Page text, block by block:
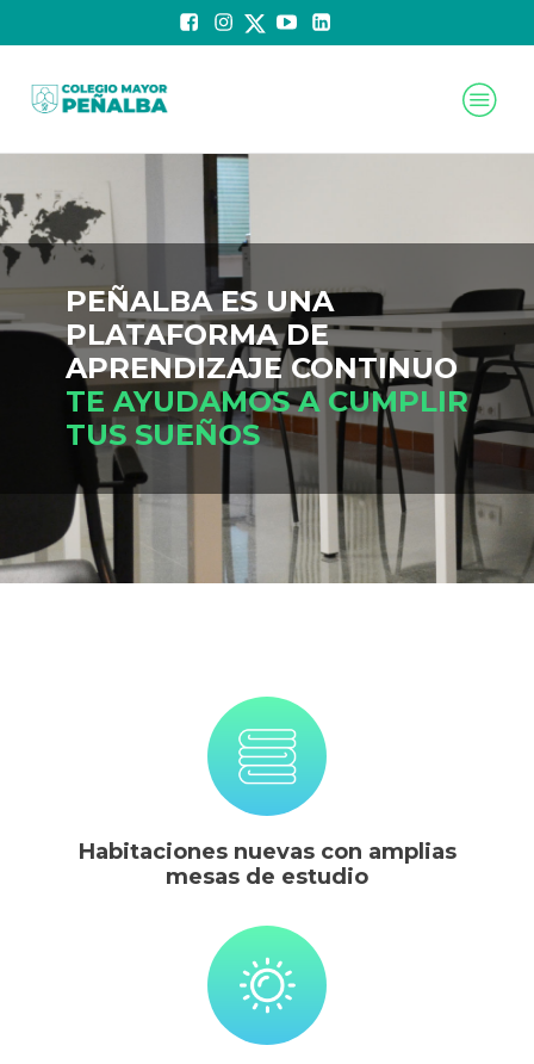
PEÑALBA ES UNA
PLATAFORMA DE
APRENDIZAJE CONTINUO
TE AYUDAMOS A CUMPLIR
TUS SUEÑOS
Habitaciones nuevas con amplias
mesas de estudio